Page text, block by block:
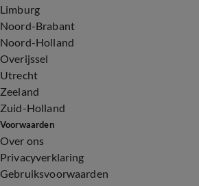
Limburg
Noord-Brabant
Noord-Holland
Overijssel
Utrecht
Zeeland
Zuid-Holland
Voorwaarden
Over ons
Privacyverklaring
Gebruiksvoorwaarden